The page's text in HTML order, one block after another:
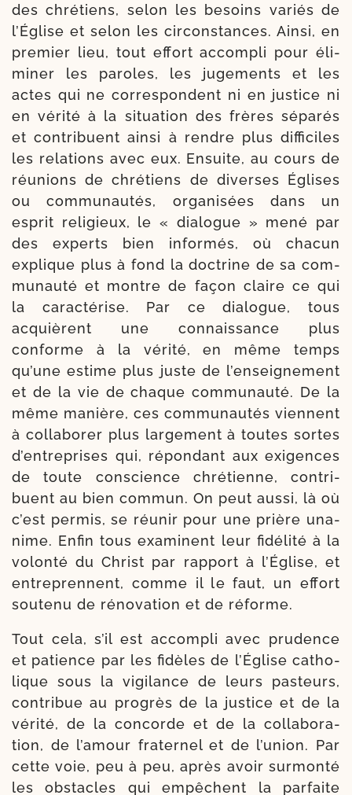
des chré­tiens, selon les besoins variés de
l’Église et selon les cir­cons­tances. Ainsi, en
pre­mier lieu, tout effort accom­pli pour éli­
mi­ner les paroles, les juge­ments et les
actes qui ne cor­res­pondent ni en jus­tice ni
en véri­té à la situa­tion des frères sépa­rés
et contri­buent ain­si à rendre plus dif­fi­ciles
les rela­tions avec eux. Ensuite, au cours de
réunions de chré­tiens de diverses Églises
ou com­mu­nau­tés, orga­ni­sées dans un
esprit reli­gieux, le « dia­logue » mené par
des experts bien infor­més, où cha­cun
explique plus à fond la doc­trine de sa com­
mu­nau­té et montre de façon claire ce qui
la carac­té­rise. Par ce dia­logue, tous
acquièrent une connais­sance plus
conforme à la véri­té, en même temps
qu’une estime plus juste de l’enseignement
et de la vie de chaque com­mu­nau­té. De la
même manière, ces com­mu­nau­tés viennent
à col­la­bo­rer plus lar­ge­ment à toutes sortes
d’entreprises qui, répon­dant aux exi­gences
de toute conscience chré­tienne, contri­
buent au bien com­mun. On peut aus­si, là où
c’est per­mis, se réunir pour une prière una­
nime. Enfin tous exa­minent leur fidé­li­té à la
volon­té du Christ par rap­port à l’Église, et
entre­prennent, comme il le faut, un effort
sou­te­nu de réno­va­tion et de réforme.
Tout cela, s’il est accom­pli avec pru­dence
et patience par les fidèles de l’Église catho­
lique sous la vigi­lance de leurs pas­teurs,
contri­bue au pro­grès de la jus­tice et de la
véri­té, de la concorde et de la col­la­bo­ra­
tion, de l’amour fra­ter­nel et de l’union. Par
cette voie, peu à peu, après avoir sur­mon­té
les obs­tacles qui empêchent la par­faite